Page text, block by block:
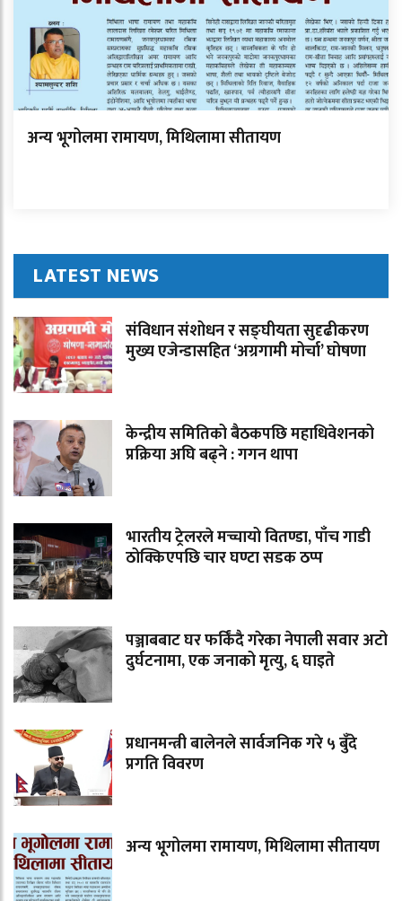
अन्य भूगोलमा रामायण, मिथिलामा सीतायण
LATEST NEWS
संविधान संशोधन र सङ्घीयता सुदृढीकरण
मुख्य एजेन्डासहित ‘अग्रगामी मोर्चा’ घोषणा
केन्द्रीय समितिको बैठकपछि महाधिवेशनको
प्रक्रिया अघि बढ्ने : गगन थापा
भारतीय ट्रेलरले मच्चायो वितण्डा, पाँच गाडी
ठोक्किएपछि चार घण्टा सडक ठप्प
पञ्जाबबाट घर फर्किंदै गरेका नेपाली सवार अटो
दुर्घटनामा, एक जनाको मृत्यु, ६ घाइते
प्रधानमन्त्री बालेनले सार्वजनिक गरे ५ बुँदे
प्रगति विवरण
अन्य भूगोलमा रामायण, मिथिलामा सीतायण